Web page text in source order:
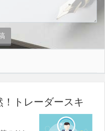
トレーダースキ